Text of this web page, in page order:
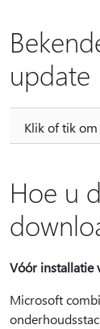
update
Klik of tik
Hoe u
Vóór installatie
Microsoft